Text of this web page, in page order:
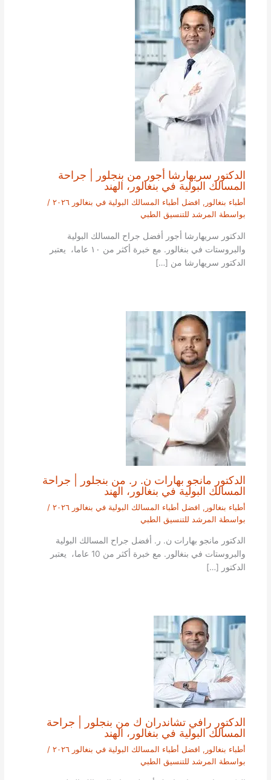
الدكتور سريهارشا أجور من بنجلور | جراحة
المسالك البولية في بنغالور، الهند
أطباء بنغالور , افضل أطباء المسالك البولية في بنغالور ٢٠٢٦
/
بواسطة المرشد للتنسيق الطبي
الدكتور سريهارشا أجور أفضل جراح المسالك البولية
والبروستات في بنغالور. مع خبرة أكثر من ١٠ عاما، يعتبر
الدكتور سريهارشا من […]
الدكتور مانجو بهارات ن. ر. من بنجلور | جراحة
المسالك البولية في بنغالور، الهند
أطباء بنغالور , افضل أطباء المسالك البولية في بنغالور ٢٠٢٦
/
بواسطة المرشد للتنسيق الطبي
الدكتور مانجو بهارات ن. ر. أفضل جراح المسالك البولية
والبروستات في بنغالور. مع خبرة أكثر من 10 عاما، يعتبر
الدكتور […]
الدكتور رافي تشاندران ك من بنجلور | جراحة
المسالك البولية في بنغالور، الهند
أطباء بنغالور , افضل أطباء المسالك البولية في بنغالور ٢٠٢٦
/
بواسطة المرشد للتنسيق الطبي